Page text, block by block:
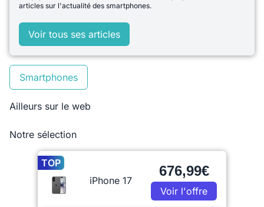
articles sur l'actualité des smartphones.
Voir tous ses articles
Smartphones
Ailleurs sur le web
Notre sélection
TOP
iPhone 17
676,99€
Voir l'offre